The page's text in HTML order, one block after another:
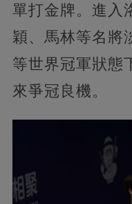
單打金牌。進入
穎、馬林等名將
等世界冠軍狀態
來爭冠良機。